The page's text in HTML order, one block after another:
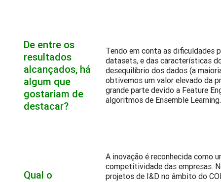
De entre os
resultados
alcançados, há
algum que
gostariam de
destacar?
Tendo em conta as dificuldades
datasets, e das características
desequilíbrio dos dados (a
obtivemos um valor elevado da
grande parte devido a Feature
algoritmos de Ensemble Learning.
Qual o
A inovação é reconhecida como
competitividade das empresas.
projetos de I&D no âmbito do